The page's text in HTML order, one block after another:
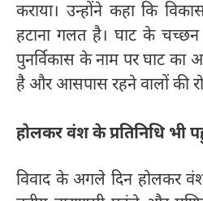
कराया। उन्होंने कहा कि
हटाना गलत है। घाट के
पुनर्विकास के नाम पर घाट का
है और आसपास रहने वालों की
होलकर वंश के प्रतिनिधि भी
विवाद के अगले दिन होलकर